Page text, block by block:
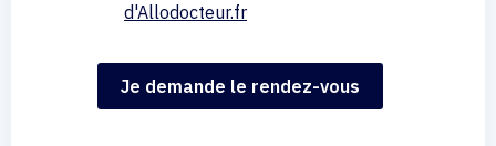
d'Allodocteur.fr